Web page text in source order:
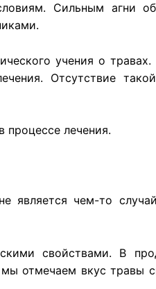
Сильным агни
учения о
Отсутствие
процессе лечения.
является чем-то
свойствами. В
отмечаем вкус травы